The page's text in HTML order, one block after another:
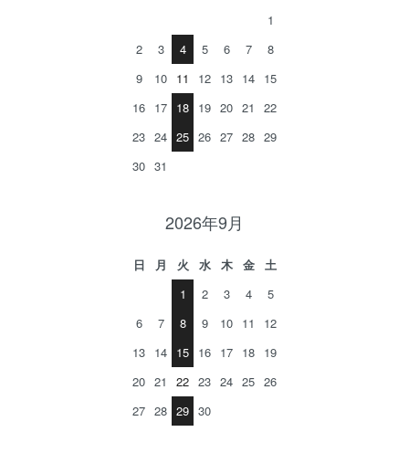
1
2
3 4 5 6 7
8
9
10 11 12 13 14 15
16 17 18 19 20 21
22
23 24 25 26 27 28 29
30 31
2026年9月
日 月 火 水 木 金
土
1
2 3 4
5
6
7 8 9 10 11
12
13 14 15 16 17 18 19
20 21 22 23 24 25 26
27 28 29 30